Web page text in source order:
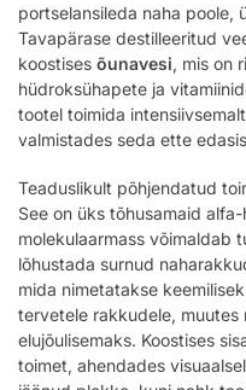
portselansileda naha poole,
Tavapärase destilleeritud
koostises õunavesi, mis on
hüdroksühapete ja
tootel toimida
valmistades seda ette
Teaduslikult põhjendatud
See on üks tõhusamaid
molekulaarmass võimaldab
lõhustada surnud
mida nimetatakse
tervetele rakkudele, muutes
elujõulisemaks. Koostises
toimet, ahendades